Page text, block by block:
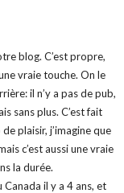
blog. C’est propre,
vraie touche. On le
il n’y a pas de pub,
sans plus. C’est fait
plaisir, j’imagine que
c’est aussi une vraie
la durée.
Canada il y a 4 ans, et